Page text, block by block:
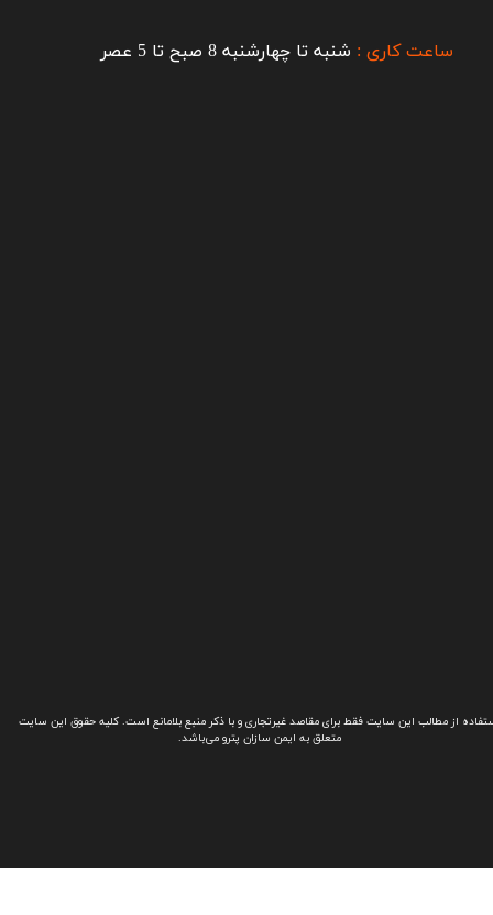
از مطالب این سایت فقط برای مقاصد غیرتجاری و با ذکر منبع بلامانع است. کلیه حقوق این سایت
متعلق به ایمن سازان پترو می‌باشد.
ساعت کاری : شنبه تا چهارشنبه 8 صبح تا 5 عصر